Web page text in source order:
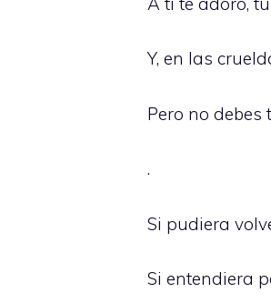
Y, en las
Pero no
.
Si pudiera
Si entendiera